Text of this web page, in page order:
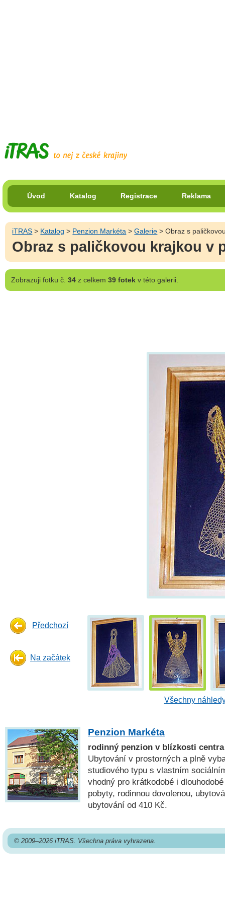
Úvod Katalog Registrace Reklama
iTRAS > Katalog > Penzion Markéta >Galerie > Obraz s
Obraz s paličkovou krajkou v
Zobrazujifotku č. 34z celkem 39 fotekv této galerii.
Předchozí
Na začátek
Všechny
Penzion Markéta
rodinný penzion v blízkosti
Ubytování v prostorných a plně
studiového typu s vlastním
vhodný pro krátkodobé i
pobyty, rodinnou dovolenou,
ubytování od 410 Kč.
© 2009–2026 iTRAS. Všechna práva vyhrazena.